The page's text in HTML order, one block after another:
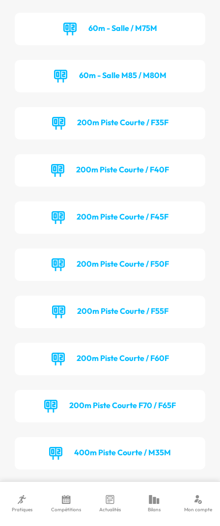
60m - Salle / M75M
60m - Salle M85 / M80M
200m Piste Courte / F35F
200m Piste Courte / F40F
200m Piste Courte / F45F
200m Piste Courte / F50F
200m Piste Courte / F55F
200m Piste Courte / F60F
200m Piste Courte F70 / F65F
400m Piste Courte / M35M
400m Piste Courte / M40M
Pratiques Compétitions Actualités Bilans Mon compte